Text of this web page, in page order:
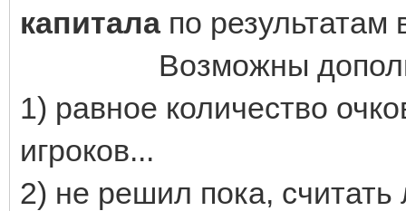
капиталапо результатам
Возможны
1) равное количество
игроков...
2) не решил пока,